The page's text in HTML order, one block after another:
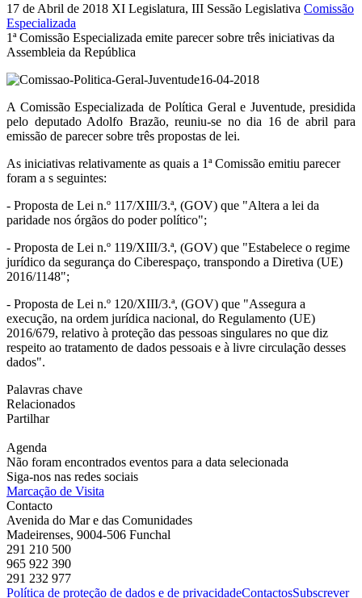
17 de Abril de 2018 XI Legislatura, III Sessão Legislativa Comissão
Especializada
1ª Comissão Especializada emite parecer sobre três iniciativas da
Assembleia da República
A Comissão Especializada de Política Geral e Juventude, presidida
pelo deputado Adolfo Brazão, reuniu-se no dia 16 de abril para
emissão de parecer sobre três propostas de lei.
As iniciativas relativamente as quais a 1ª Comissão emitiu parecer
foram a s seguintes:
- Proposta de Lei n.º 117/XIII/3.ª, (GOV) que "Altera a lei da
paridade nos órgãos do poder político";
- Proposta de Lei n.º 119/XIII/3.ª, (GOV) que "Estabelece o regime
jurídico da segurança do Ciberespaço, transpondo a Diretiva (UE)
2016/1148";
- Proposta de Lei n.º 120/XIII/3.ª, (GOV) que "Assegura a
execução, na ordem jurídica nacional, do Regulamento (UE)
2016/679, relativo à proteção das pessoas singulares no que diz
respeito ao tratamento de dados pessoais e à livre circulação desses
dados".
Palavras chave
Relacionados
Partilhar
Agenda
Não foram encontrados eventos para a data selecionada
Siga-nos nas redes sociais
Marcação de Visita
Contacto
Avenida do Mar e das Comunidades
Madeirenses, 9004-506 Funchal
291 210 500
965 922 390
291 232 977
Política de proteção de dados e de privacidadeContactosSubscrever